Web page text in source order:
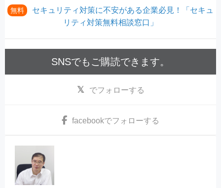
無料
セキュリティ対策に不安がある企業必見！「セキュ
リティ対策無料相談窓口」
SNSでもご購読できます。
でフォローする
facebookでフォローする